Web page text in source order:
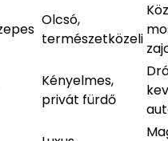
Olcsó,
természetközeli
Kényelmes,
privát fürdő